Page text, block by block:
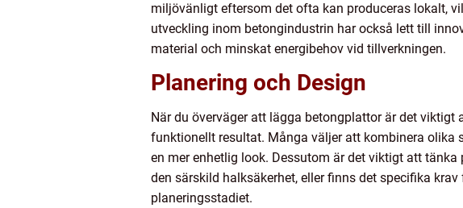
miljövänligt eftersom det ofta kan produceras lokalt,
utveckling inom betongindustrin har också lett till
material och minskat energibehov vid tillverkningen.
Planering och Design
När du överväger att lägga betongplattor är det
funktionellt resultat. Många väljer att kombinera olika
en mer enhetlig look. Dessutom är det viktigt att
den särskild halksäkerhet, eller finns det specifika
planeringsstadiet.